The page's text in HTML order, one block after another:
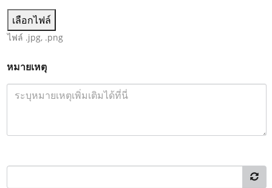
เลือกไฟล์
ไฟล์ .jpg, .png
หมายเหตุ